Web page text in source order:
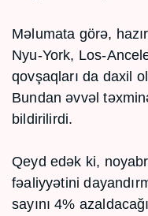
Məlumata görə,
Nyu-York, Los-
qovşaqları da daxil
Bundan əvvəl
bildirilirdi.
Qeyd edək ki,
fəaliyyətini
sayını 4%